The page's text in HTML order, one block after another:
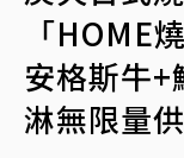
「HOME
安格斯牛
淋無限量